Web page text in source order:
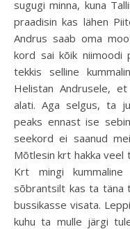
sugugi minna, kuna
praadisin kas lähen
Andrus saab oma
kord sai kõik niimoodi
tekkis selline
Helistan Andrusele,
alati. Aga selgus, ta
peaks ennast ise
seekord ei saanud
Mõtlesin krt hakka veel
Krt mingi
sõbrantsilt kas ta täna
bussikasse visata.
kuhu ta mulle järgi